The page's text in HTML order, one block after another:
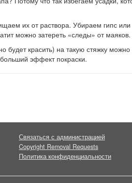
их от раствора. Убираем гипс или
можно затереть «следы» от маяков.
будет красить) на такую стяжку
эффект покраски.
Связаться с администрацией
Copyright Removal Requests
Политика конфиденциальности